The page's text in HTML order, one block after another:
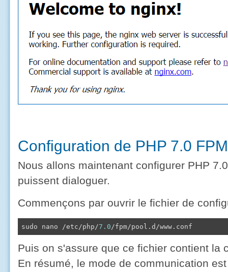
Configuration de PHP 7.0 FPM
Nous allons maintenant configurer PHP
puissent dialoguer.
Commençons par ouvrir le fichier de
sudo nano /etc/php/7.0 /fpm/pool.d/www.conf
Puis on s'assure que ce fichier contient la
En résumé, le mode de communication